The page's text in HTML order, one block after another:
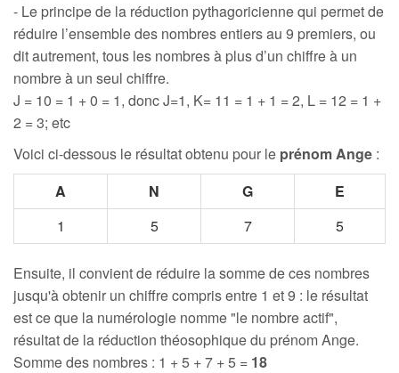
- Le principe de la réduction pythagoricienne qui permet de
réduire l’ensemble des nombres entiers au 9 premiers, ou
dit autrement, tous les nombres à plus d’un chiffre à un
nombre à un seul chiffre.
J = 10 = 1 + 0 = 1, donc J=1, K= 11 = 1 + 1 = 2, L = 12 = 1 +
2 = 3; etc
Voici ci-dessous le résultat obtenu pour le prénom Ange :
A
N G
E
1
5 7 5
Ensuite, il convient de réduire la somme de ces nombres
jusqu'à obtenir un chiffre compris entre 1 et 9 : le résultat
est ce que la numérologie nomme "le nombre actif",
résultat de la réduction théosophique du prénom Ange.
Somme des nombres : 1 + 5 + 7 + 5 = 18